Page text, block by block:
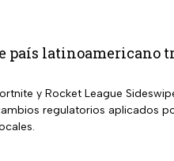
país latinoamericano
y Rocket League
regulatorios aplicados